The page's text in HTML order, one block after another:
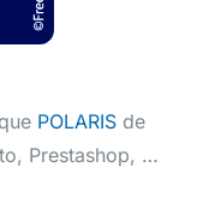
POLARIS de
Prestashop, …